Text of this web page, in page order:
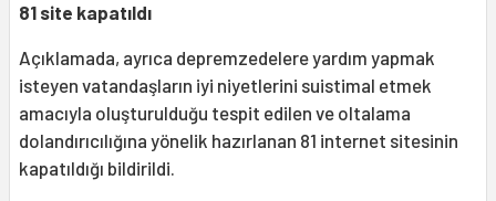
81 site kapatıldı
Açıklamada, ayrıca depremzedelere yardım yapmak
isteyen vatandaşların iyi niyetlerini suistimal etmek
amacıyla oluşturulduğu tespit edilen ve oltalama
dolandırıcılığına yönelik hazırlanan 81 internet sitesinin
kapatıldığı bildirildi.